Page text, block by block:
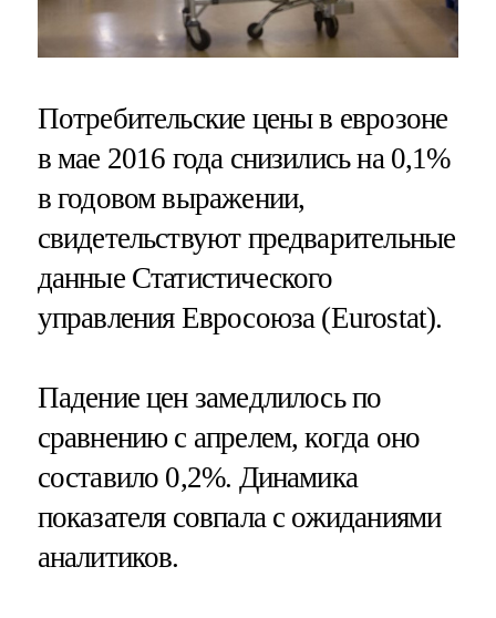
Потребительские цены в еврозоне
в мае 2016 года снизились на 0,1%
в годовом выражении,
свидетельствуют предварительные
данные Статистического
управления Евросоюза (Eurostat).
Падение цен замедлилось по
сравнению с апрелем, когда оно
составило 0,2%. Динамика
показателя совпала с ожиданиями
аналитиков.